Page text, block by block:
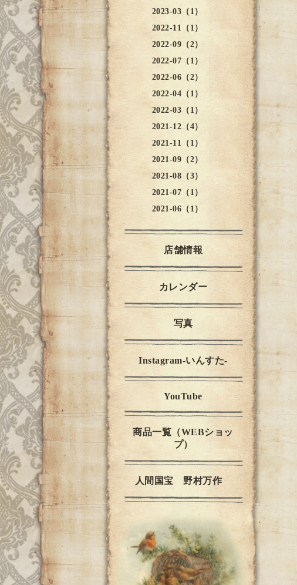
2023-03（1）
2022-11（1）
2022-09（2）
2022-07（1）
2022-06（2）
2022-04（1）
2022-03（1）
2021-12（4）
2021-11（1）
2021-09（2）
2021-08（3）
2021-07（1）
2021-06（1）
店舗情報
カレンダー
写真
Instagram-いんすた-
YouTube
商品一覧（WEBショッ
プ）
人間国宝 野村万作